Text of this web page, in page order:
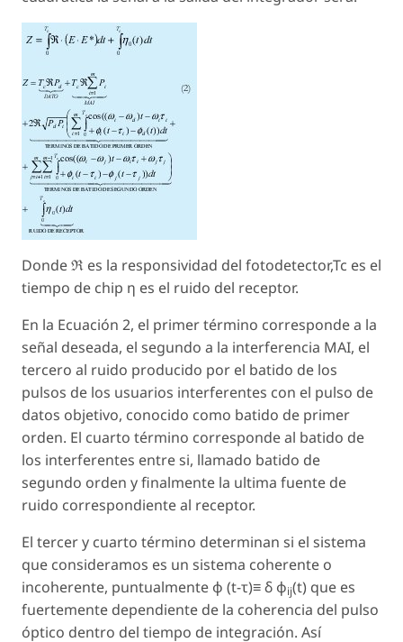
Donde ℜ es la responsividad del fotodetector,Tc es el
tiempo de chip η es el ruido del receptor.
En la Ecuación 2, el primer término corresponde a la
señal deseada, el segundo a la interferencia MAI, el
tercero al ruido producido por el batido de los
pulsos de los usuarios interferentes con el pulso de
datos objetivo, conocido como batido de primer
orden. El cuarto término corresponde al batido de
los interferentes entre si, llamado batido de
segundo orden y finalmente la ultima fuente de
ruido correspondiente al receptor.
El tercer y cuarto término determinan si el sistema
que consideramos es un sistema coherente o
incoherente, puntualmente φ (t-τ)≡ δ φij(t) que es
fuertemente dependiente de la coherencia del pulso
óptico dentro del tiempo de integración. Así